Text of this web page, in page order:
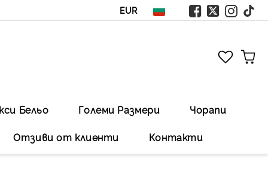
EUR
Бельо Големи Размери Чорапи
Отзиви от клиенти Контакти